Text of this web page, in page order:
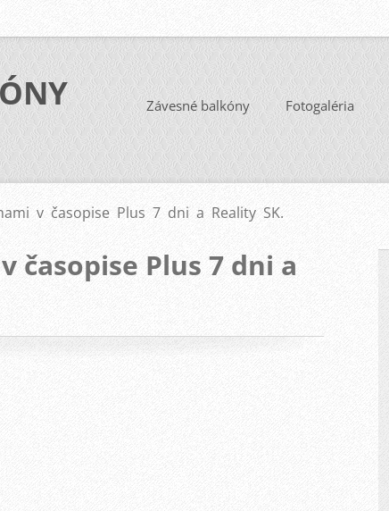
Závesné balkóny Fotogaléria
v časopise Plus 7 dni a Reality SK.
časopise Plus 7 dni a